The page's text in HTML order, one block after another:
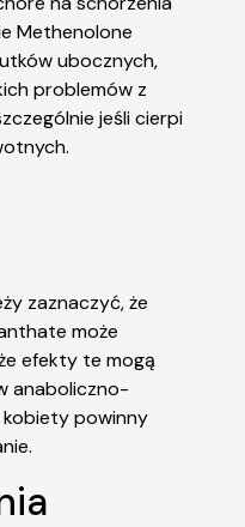
Methenolone
ubocznych,
problemów z
jeśli cierpi
zaznaczyć, że
może
efekty te mogą
anaboliczno-
kobiety powinny